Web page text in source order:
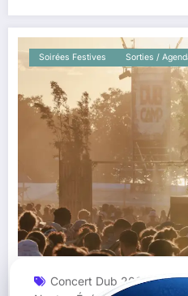
Soirées Festives Sorties /
Concert Dub 2026,Dub